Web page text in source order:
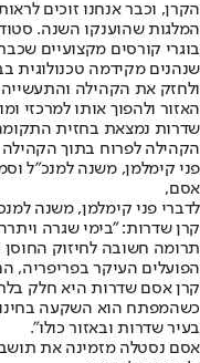
המלגות שהוענקו השנה.
בוגרי קורסים מקצועיים
שנהנים מקידמה טכנולוגית
ולחזק את הקהילה
האזור ולהפוך אותו למרכזי
שדרות נמצאת בחזית
הקהילה לפרוח בתוך
פני קימלמן, משנה למנכ"ל
אסם,
לדברי פני קימלמן, משנה
קרן שדרות: "בימי שגרה
תרומה חשובה לחיזוק החוסן
הפועלים העיקר בפריפריה,
קרן אסם שדרות היא חלק
כשהמפתח הוא השקעה בחינוך
בעיר שדרות ובאזור כולו".
אסם נסטלה מזמינה את